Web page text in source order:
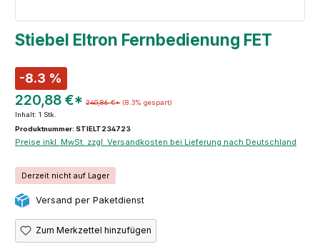
Stiebel Eltron Fernbedienung FET
-8.3 %
220,88 €* 240,86 €* (8.3% gespart)
Inhalt: 1 Stk.
Produktnummer: STIELT234723
Preise inkl. MwSt. zzgl. Versandkosten bei Lieferung nach Deutschland
Derzeit nicht auf Lager
Versand per Paketdienst
Zum Merkzettel hinzufügen